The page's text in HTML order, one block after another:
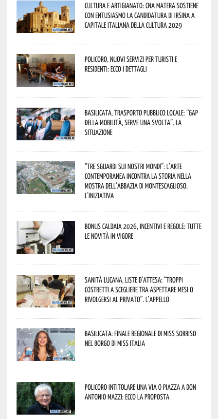
Cultura e Artigianato: CNA Matera sostiene
con entusiasmo la candidatura di Irsina a
Capitale Italiana della Cultura 2029
Policoro, nuovi servizi per turisti e
residenti: ecco i dettagli
Basilicata, trasporto pubblico locale: “Gap
della mobilità, serve una svolta”. La
situazione
“Tre Sguardi sui Nostri Mondi”: l’arte
contemporanea incontra la storia nella
mostra dell’Abbazia di Montescaglioso.
L’iniziativa
Bonus caldaia 2026, incentivi e regole: tutte
le novità in vigore
Sanità lucana, liste d’attesa: “Troppi
costretti a scegliere tra aspettare mesi o
rivolgersi al privato”. L’appello
Basilicata: finale regionale di Miss Sorriso
nel borgo di Miss Italia
Policoro intitolare una via o piazza a don
Antonio Mazzi: ecco la proposta